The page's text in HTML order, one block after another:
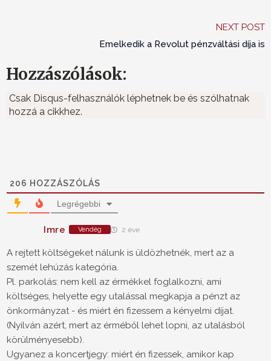
NEXT POST
Emelkedik a Revolut pénzváltási díja is
Hozzászólások:
Csak Disqus-felhasználók léphetnek be és szólhatnak
hozzá a cikkhez.
206 HOZZÁSZÓLÁS
Legrégebbi
Imre Vendég 2 éve
A rejtett költségeket nálunk is üldözhetnék, mert az a
szemét lehúzás kategória.
Pl. parkolás: nem kell az érmékkel foglalkozni, ami
költséges, helyette egy utalással megkapja a pénzt az
önkormányzat - és miért én fizessem a kényelmi díjat.
(Nyilván azért, mert az érméből lehet lopni, az utalásból
körülményesebb).
Ugyanez a koncertjegy: miért én fizessek, amikor kap